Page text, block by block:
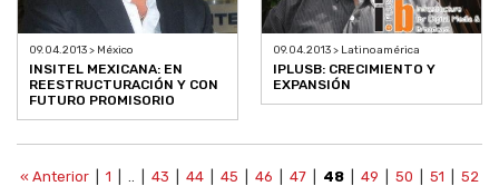
09.04.2013 > México
INSITEL MEXICANA: EN
REESTRUCTURACIÓN Y CON
FUTURO PROMISORIO
09.04.2013 > Latinoamérica
IPLUSB: CRECIMIENTO Y
EXPANSIÓN
« Anterior 1 43 44 45 46 47 48 49 50 51
52